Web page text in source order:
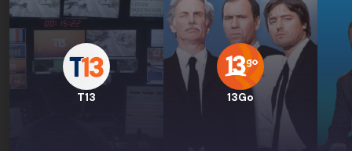
T13 13Go